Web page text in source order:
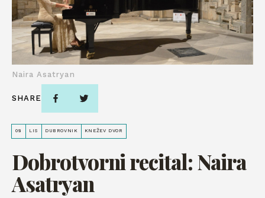
08 LIS DUBROVNIK KNEŽEV DVOR
Dobrotvorni recital: Naira
Asatryan
Naira Asatryan
SHARE